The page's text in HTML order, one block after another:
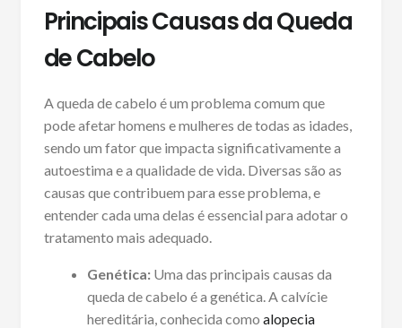
Principais Causas da Queda
de Cabelo
A queda de cabelo é um problema comum que
pode afetar homens e mulheres de todas as idades,
sendo um fator que impacta significativamente a
autoestima e a qualidade de vida. Diversas são as
causas que contribuem para esse problema, e
entender cada uma delas é essencial para adotar o
tratamento mais adequado.
Genética:Uma das principais causas da
queda de cabelo é a genética. A calvície
hereditária, conhecida como alopecia